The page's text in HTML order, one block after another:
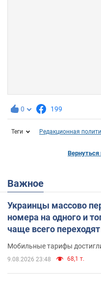
0 199
Теги Редакционная
Вернуться
Важное
Украинцы массово
номера на одного и
чаще всего переходят
Мобильные тарифы
9.08.2026 23:48 68,1 т.